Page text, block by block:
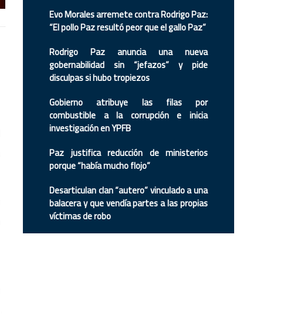
Evo Morales arremete contra Rodrigo Paz:
“El pollo Paz resultó peor que el gallo Paz”
Rodrigo Paz anuncia una nueva
gobernabilidad sin “jefazos” y pide
disculpas si hubo tropiezos
Gobierno atribuye las filas por
combustible a la corrupción e inicia
investigación en YPFB
Paz justifica reducción de ministerios
porque “había mucho flojo”
Desarticulan clan “autero” vinculado a una
balacera y que vendía partes a las propias
víctimas de robo